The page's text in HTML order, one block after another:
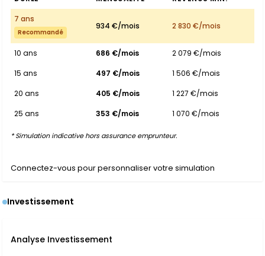
7 ans
Recommandé
934 €/mois 2 830 €/mois
10 ans 686 €/mois
2 079 €/mois
15 ans
497 €/mois
1 506 €/mois
20 ans
405 €/mois
1 227 €/mois
25 ans
353 €/mois 1 070 €/mois
* Simulation indicative hors assurance emprunteur.
Connectez-vous pour personnaliser votre simulation
Investissement
Analyse Investissement